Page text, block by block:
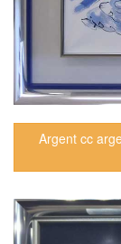
Argent cc